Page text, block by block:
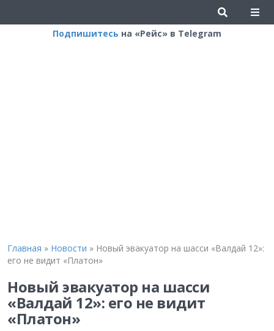
Подпишитесь на «Рейс» в Telegram
Главная » Новости » Новый эвакуатор на шасси «Валдай 12»:
его не видит «Платон»
Новый эвакуатор на шасси
«Валдай 12»: его не видит
«Платон»